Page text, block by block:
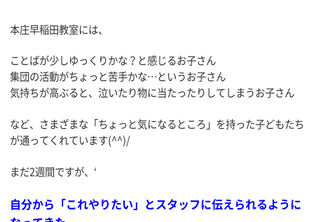
本庄早稲田教室には、
ことばが少しゆっくりかな？と感じるお子さん
集団の活動がちょっと苦手かな…というお子さん
気持ちが高ぶると、泣いたり物に当たったりしてしまうお子さん
など、さまざまな「ちょっと気になるところ」を持った子どもたち
が通ってくれています(^^)/
まだ2週間ですが、‘
自分から「これやりたい」とスタッフに伝えられるように